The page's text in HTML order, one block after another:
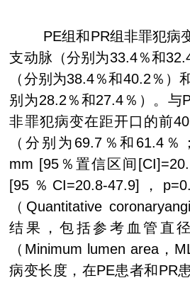
PE组和PR组非罪犯病
支动脉（分别为33.4％和
（分别为38.4％和40.2 ％）
别为28.2 ％和27.4 ％）。与
非罪犯病变在距开口的前
（分别为 69.7％和 61.4 ％；
mm [95 ％置信区间
[95 ％ CI=20.8-47.9] ，
（ Quantitative
结果，包括参考血管直
（ Minimum lumen area，
病变长度，在PE患者和PR